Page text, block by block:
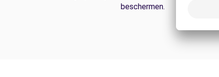
beschermen.